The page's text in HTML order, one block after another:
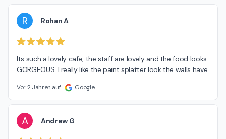
R Rohan A
Its such a lovely cafe, the staff are lovely and the food looks
GORGEOUS. I really like the paint splatter look the walls have
Vor 2 Jahren auf Google
A Andrew G